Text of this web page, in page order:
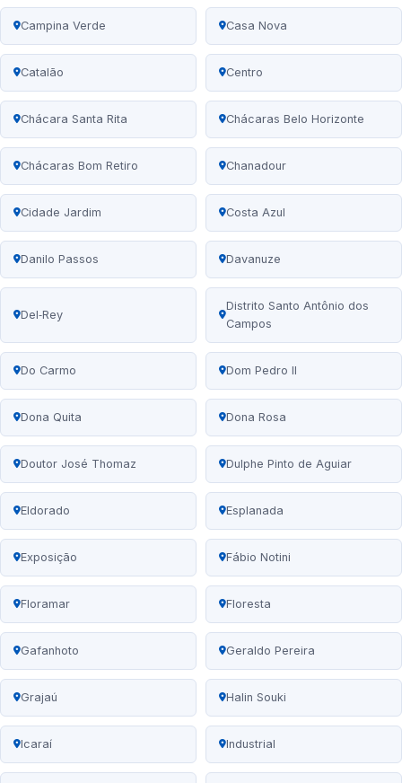
Campina Verde Casa Nova
Catalão Centro
Chácara Santa Rita Chácaras Belo Horizonte
Chácaras Bom Retiro Chanadour
Cidade Jardim Costa Azul
Danilo Passos Davanuze
Del‑Rey
Distrito Santo Antônio dos
Campos
Do Carmo Dom Pedro II
Dona Quita Dona Rosa
Doutor José Thomaz Dulphe Pinto de Aguiar
Eldorado Esplanada
Exposição Fábio Notini
Floramar Floresta
Gafanhoto Geraldo Pereira
Grajaú Halin Souki
Icaraí Industrial